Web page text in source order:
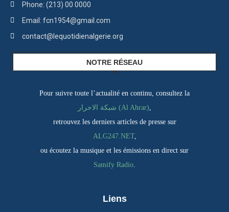
Phone: (213) 00 0000
Email: fcn1954@gmail.com
contact@lequotidienalgerie.org
NOTRE RÉSEAU
Pour suivre toute l’actualité en continu, consultez la
شبكة الاحرار (Al Ahrar),
retrouvez les derniers articles de presse sur
ALG247.NET,
ou écoutez la musique et les émissions en direct sur
Samify Radio.
Liens